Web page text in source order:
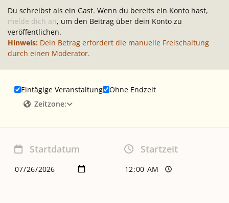
Du schreibst als ein Gast. Wenn du bereits ein Konto hast,
melde dich an, um den Beitrag über dein Konto zu
veröffentlichen.
Hinweis: Dein Betrag erfordert die manuelle Freischaltung
durch einen Moderator.
Eintägige Veranstaltung
Ohne Endzeit
Zeitzone:
Startdatum Startzeit